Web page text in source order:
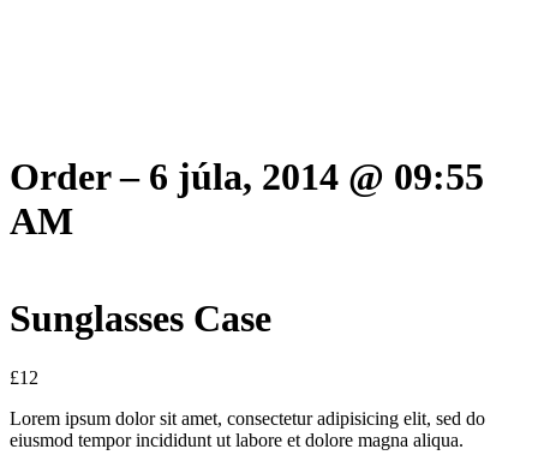
Order – 6 júla, 2014 @ 09:55
AM
Sunglasses Case
£12
Lorem ipsum dolor sit amet, consectetur adipisicing elit, sed do
eiusmod tempor incididunt ut labore et dolore magna aliqua.